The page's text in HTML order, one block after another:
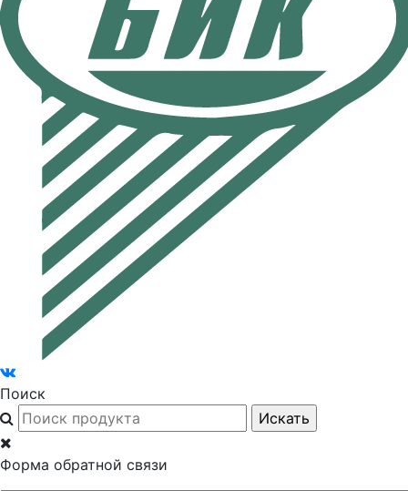
Поиск
Форма обратной связи